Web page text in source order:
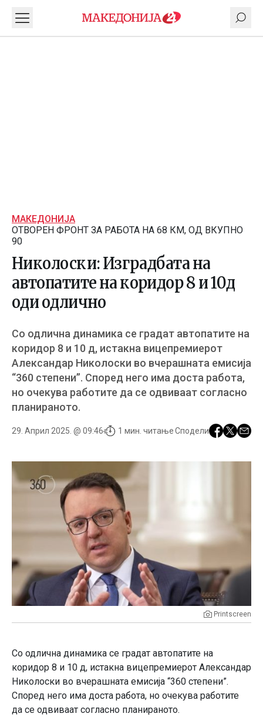
МАКЕДОНИЈА
ОТВОРЕН ФРОНТ ЗА РАБОТА НА 68 КМ, ОД ВКУПНО
90
Николоски: Изградбата на
автопатите на коридор 8 и 10д
оди одличнo
Со одлична динамика се градат автопатите на
коридор 8 и 10 д, истакна вицепремиерот
Александар Николоски во вчерашната емисија
“360 степени”. Според него има доста работа,
но очекува работите да се одвиваат согласно
планираното.
29. Април 2025. @ 09:46 1 мин. читањеСподели
Printscreen
Со одлична динамика се градат автопатите на
коридор 8 и 10 д, истакна вицепремиерот Александар
Николоски во вчерашната емисија “360 степени”.
Според него има доста работа, но очекува работите
да се одвиваат согласно планираното.